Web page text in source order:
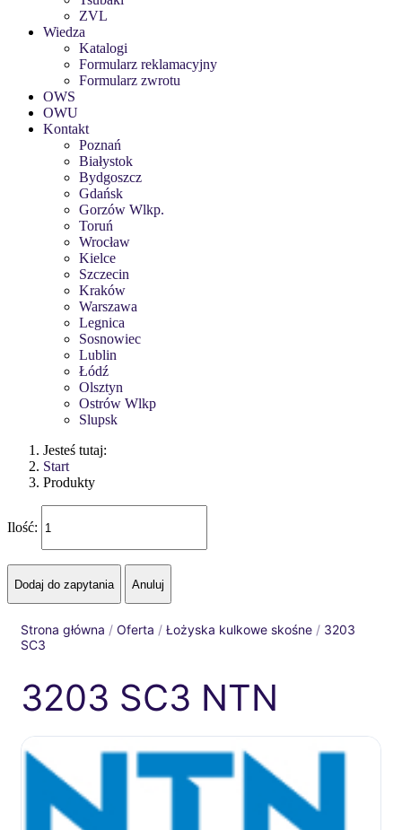
ZVL
Wiedza
Katalogi
Formularz reklamacyjny
Formularz zwrotu
OWS
OWU
Kontakt
Poznań
Białystok
Bydgoszcz
Gdańsk
Gorzów Wlkp.
Toruń
Wrocław
Kielce
Szczecin
Kraków
Warszawa
Legnica
Sosnowiec
Lublin
Łódź
Olsztyn
Ostrów Wlkp
Slupsk
Jesteś tutaj:
Start
Produkty
Ilość:
Strona główna / Oferta / Łożyska kulkowe skośne / 3203
SC3
3203 SC3 NTN